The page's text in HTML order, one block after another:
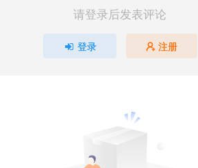
请登录后发表评论
登录 注册